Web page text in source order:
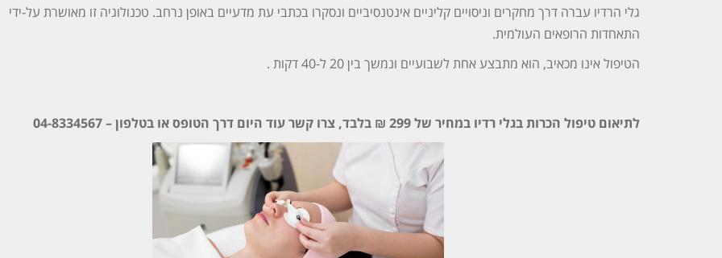
גלי הרדיו עברה דרך מחקרים וניסויים קליניים אינטנסיביים ונסקרו בכתבי עת מדעיים באופן נרחב. טכנולוגיה זו מאושרת על-ידי
התאחדות הרופאים העולמית.
הטיפול אינו מכאיב, הוא מתבצע אחת לשבועיים ונמשך בין 20 ל-40 דקות .
לתיאום טיפול הכרות בגלי רדיו במחיר של 299 ₪ בלבד, צרו קשר עוד היום דרך הטופס או בטלפון – 04-8334567